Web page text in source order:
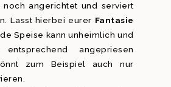
noch angerichtet und serviert
Lasst hierbei eurer Fantasie
Speise kann unheimlich und
angepriesen
zum Beispiel auch nur